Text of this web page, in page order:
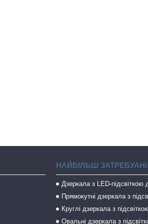
НАЙБІЛЬШ
Дзеркала з LED-підсвіткою
Прямокутні дзеркала з
Круглі дзеркала з
Овальні дзеркала з